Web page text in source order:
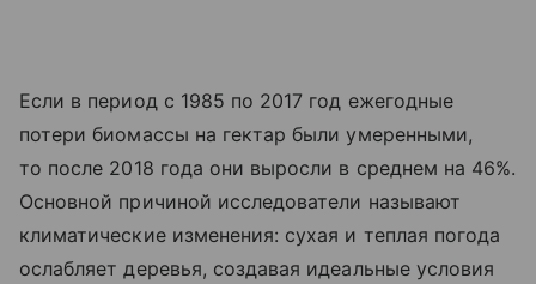
Если в период с 1985 по 2017 год ежегодные
потери биомассы на гектар были умеренными,
то после 2018 года они выросли в среднем на 46%.
Основной причиной исследователи называют
климатические изменения: сухая и теплая погода
ослабляет деревья, создавая идеальные условия